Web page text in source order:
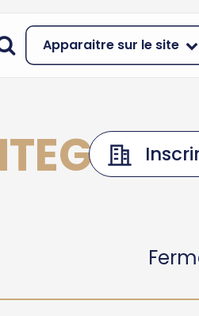
Apparaitre sur le site